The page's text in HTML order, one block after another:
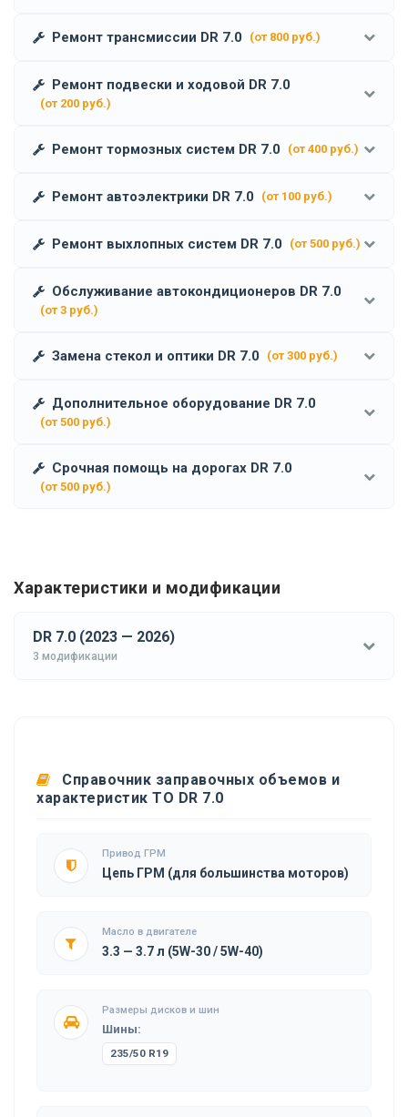
Ремонт трансмиссии DR 7.0 (от 800 руб.)
Ремонт подвески и ходовой DR 7.0
(от 200 руб.)
Ремонт тормозных систем DR 7.0 (от 400 руб.)
Ремонт автоэлектрики DR 7.0 (от 100 руб.)
Ремонт выхлопных систем DR 7.0 (от 500 руб.)
Обслуживание автокондиционеров DR 7.0
(от 3 руб.)
Замена стекол и оптики DR 7.0 (от 300 руб.)
Дополнительное оборудование DR 7.0
(от 500 руб.)
Срочная помощь на дорогах DR 7.0
(от 500 руб.)
Характеристики и модификации
DR 7.0 (2023 — 2026)
3 модификации
Справочник заправочных объемов и
характеристик ТО DR 7.0
Привод ГРМ
Цепь ГРМ (для большинства моторов)
Масло в двигателе
3.3 — 3.7 л (5W-30 / 5W-40)
Размеры дисков и шин
Шины:
235/50 R19